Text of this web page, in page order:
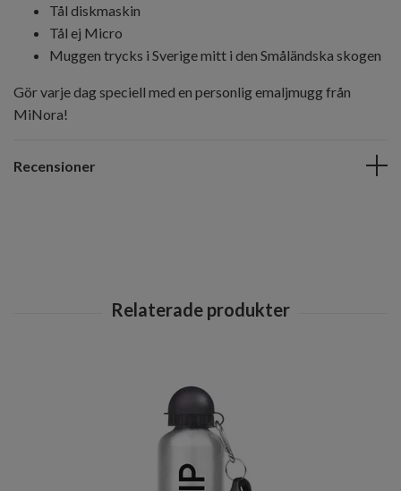
Tål diskmaskin
Tål ej Micro
Muggen trycks i Sverige mitt i den Småländska skogen
Gör varje dag speciell med en personlig emaljmugg från
MiNora!
Recensioner